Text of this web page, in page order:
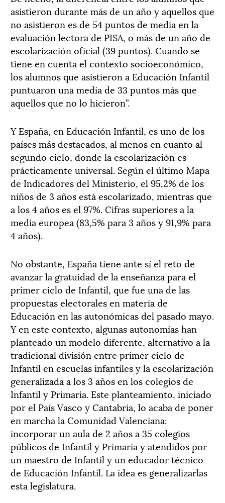
asistieron durante más de un año y aquellos que
no asistieron es de 54 puntos de media en la
evaluación lectora de PISA, o más de un año de
escolarización oficial (39 puntos). Cuando se
tiene en cuenta el contexto socioeconómico,
los alumnos que asistieron a Educación Infantil
puntuaron una media de 33 puntos más que
aquellos que no lo hicieron”.
Y España, en Educación Infantil, es uno de los
países más destacados, al menos en cuanto al
segundo ciclo, donde la escolarización es
prácticamente universal. Según el último Mapa
de Indicadores del Ministerio, el 95,2% de los
niños de 3 años está escolarizado, mientras que
a los 4 años es el 97%. Cifras superiores a la
media europea (83,5% para 3 años y 91,9% para
4 años).
No obstante, España tiene ante sí el reto de
avanzar la gratuidad de la enseñanza para el
primer ciclo de Infantil, que fue una de las
propuestas electorales en materia de
Educación en las autonómicas del pasado mayo.
Y en este contexto, algunas autonomías han
planteado un modelo diferente, alternativo a la
tradicional división entre primer ciclo de
Infantil en escuelas infantiles y la escolarización
generalizada a los 3 años en los colegios de
Infantil y Primaria. Este planteamiento, iniciado
por el País Vasco y Cantabria, lo acaba de poner
en marcha la Comunidad Valenciana:
incorporar un aula de 2 años a 35 colegios
públicos de Infantil y Primaria y atendidos por
un maestro de Infantil y un educador técnico
de Educación Infantil. La idea es generalizarlas
esta legislatura.